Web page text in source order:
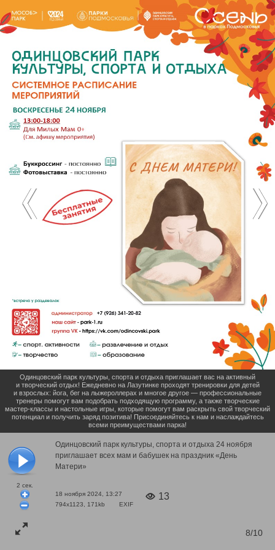
2 сек.
Одинцовский парк культуры, спорта и отдыха 24 ноября
приглашает всех мам и бабушек на праздник «День
Матери»
18 ноября 2024, 13:27
794x1123, 171kb
EXIF
13
8/10
Одинцовский парк культуры, спорта и отдыха приглашает вас на активный
и творческий отдых! Ежедневно на Лазутинке проходят тренировки для детей
и взрослых: йога, бег на лыжероллерах и многое другое — профессиональные
тренеры помогут вам подобрать подходящую программу, а также творческие
мастер-классы и настольные игры, которые помогут вам раскрыть свой творческий
потенциал и получить заряд позитива! Присоединяйтесь к нам и наслаждайтесь
всеми преимуществами парка!